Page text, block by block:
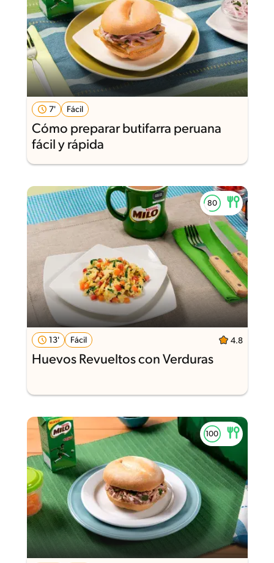
7' Fácil
Cómo preparar butifarra peruana
fácil y rápida
13' Fácil 4.8
Huevos Revueltos con Verduras